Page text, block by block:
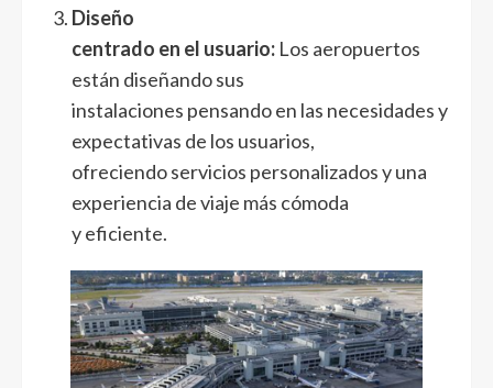
Diseño
centrado en el usuario: Los aeropuertos
están diseñando sus
instalaciones pensando en las necesidades y
expectativas de los usuarios,
ofreciendo servicios personalizados y una
experiencia de viaje más cómoda
y eficiente.